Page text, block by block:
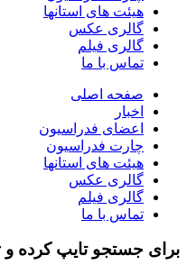
هیئت های استانها
گالری عکس
گالری فیلم
تماس با ما
صفحه اصلی
اخبار
اعضای فدراسیون
چارت فدراسیون
هیئت های استانها
گالری عکس
گالری فیلم
تماس با ما
برای جستجو تایپ کرده و Enter را بزنید